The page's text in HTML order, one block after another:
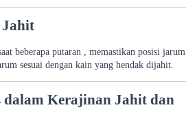
Jahit
beberapa putaran , memastikan posisi jarum
sesuai dengan kain yang hendak dijahit.
dalam Kerajinan Jahit dan